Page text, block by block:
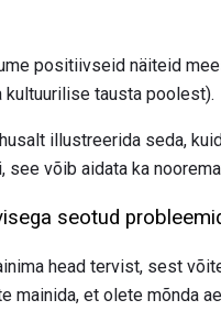
positiivseid näiteid
kultuurilise tausta poolest).
illustreerida seda,
see võib aidata ka
seotud
head tervist, sest
mainida, et olete mõnda